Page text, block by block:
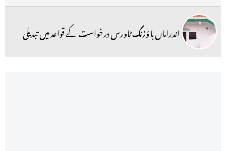
اندراماں ہا ؤزنگ ٹاورس درخواست کے قواعد میں تبدیلی